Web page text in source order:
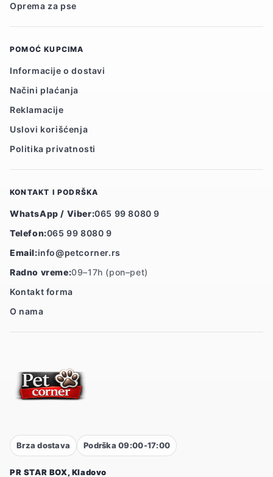
Oprema za pse
POMOĆ KUPCIMA
Informacije o dostavi
Načini plaćanja
Reklamacije
Uslovi korišćenja
Politika privatnosti
KONTAKT I PODRŠKA
WhatsApp / Viber:065 99 8080 9
Telefon:065 99 8080 9
Email:info@petcorner.rs
Radno vreme:09–17h (pon–pet)
Kontakt forma
O nama
Brza dostava Podrška 09:00-17:00
PR STAR BOX, Kladovo